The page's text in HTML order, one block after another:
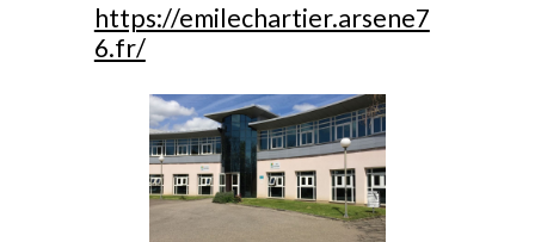
https://emilechartier.arsene7
6.fr/